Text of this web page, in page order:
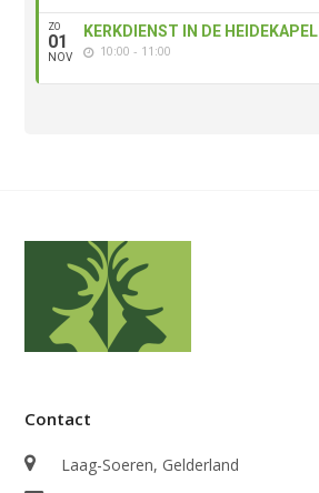
ZO
01
NOV
KERKDIENST IN DE HEIDEKAPEL
10:00 - 11:00
Contact
Laag-Soeren, Gelderland